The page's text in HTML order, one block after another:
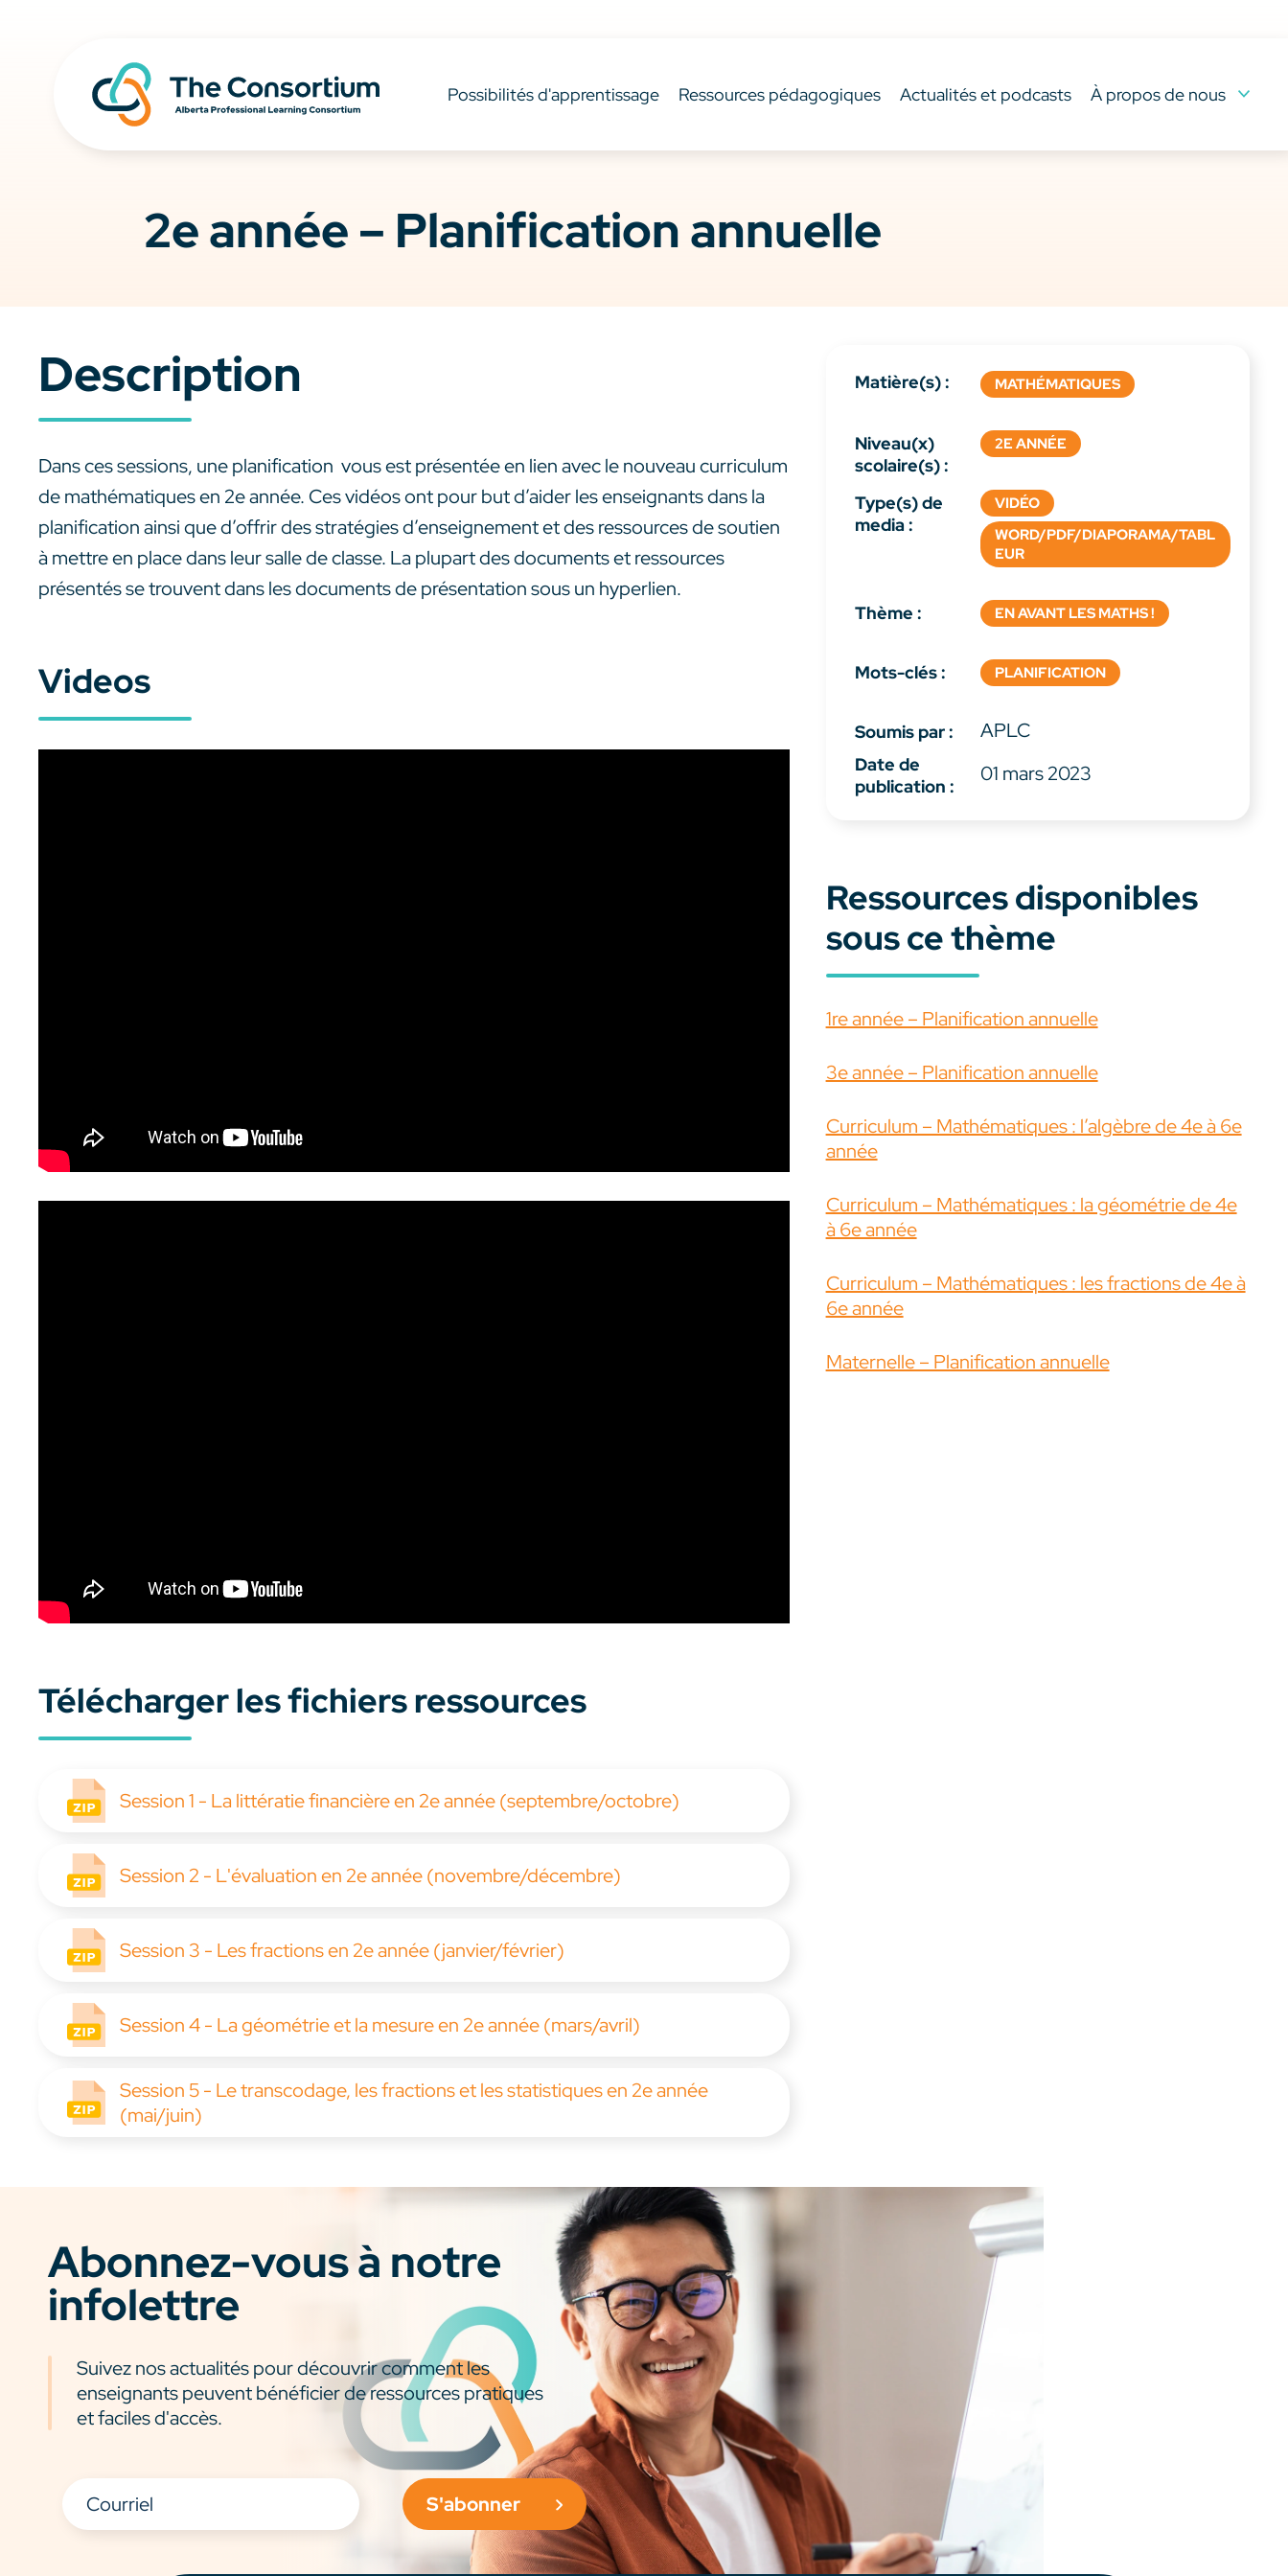
Possibilités d'apprentissage Ressources pédagogiques Actualités et podcasts À propos de nous
2e année – Planification annuelle
Description
Dans ces sessions, une planification vous est présentée en lien avec le nouveau curriculum
de mathématiques en 2e année. Ces vidéos ont pour but d’aider les enseignants dans la
planification ainsi que d’offrir des stratégies d’enseignement et des ressources de soutien
à mettre en place dans leur salle de classe. La plupart des documents et ressources
présentés se trouvent dans les documents de présentation sous un hyperlien.
Videos
Télécharger les fichiers ressources
Session 1 - La littératie financière en 2e année (septembre/octobre)
Session 2 - L'évaluation en 2e année (novembre/décembre)
Session 3 - Les fractions en 2e année (janvier/février)
Session 4 - La géométrie et la mesure en 2e année (mars/avril)
Session 5 - Le transcodage, les fractions et les statistiques en 2e année
(mai/juin)
Matière(s) : MATHÉMATIQUES
Niveau(x)
scolaire(s) :
2E ANNÉE
Type(s) de
media :
VIDÉO
WORD/PDF/DIAPORAMA/TABL
EUR
Thème : EN AVANT LES MATHS !
Mots-clés : PLANIFICATION
Soumis par : APLC
Date de
publication :
01 mars 2023
Ressources disponibles
sous ce thème
1re année – Planification annuelle
3e année – Planification annuelle
Curriculum – Mathématiques : l’algèbre de 4e à 6e
année
Curriculum – Mathématiques : la géométrie de 4e
à 6e année
Curriculum – Mathématiques : les fractions de 4e à
6e année
Maternelle – Planification annuelle
Abonnez-vous à notre
infolettre
Suivez nos actualités pour découvrir comment les
enseignants peuvent bénéficier de ressources pratiques
et faciles d'accès.
S'abonner